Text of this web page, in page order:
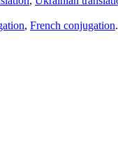
, French conjugation.